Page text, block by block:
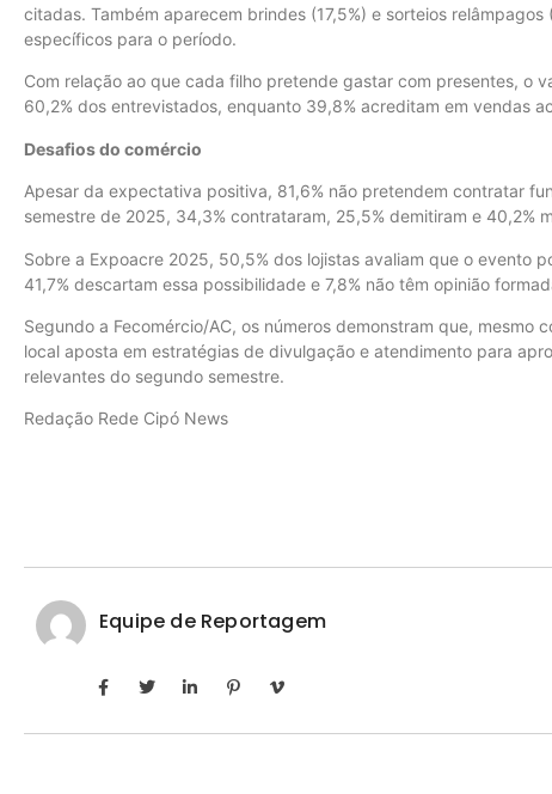
citadas. Também aparecem brindes (17,5%) e sorteios
específicos para o período.
Com relação ao que cada filho pretende gastar com presentes, o
60,2% dos entrevistados, enquanto 39,8% acreditam em vendas
Desafios do comércio
Apesar da expectativa positiva, 81,6% não pretendem contratar
semestre de 2025, 34,3% contrataram, 25,5% demitiram e 40,2%
Sobre a Expoacre 2025, 50,5% dos lojistas avaliam que o evento
41,7% descartam essa possibilidade e 7,8% não têm opinião
Segundo a Fecomércio/AC, os números demonstram que, mesmo
local aposta em estratégias de divulgação e atendimento para
relevantes do segundo semestre.
Redação Rede Cipó News
Equipe de Reportagem